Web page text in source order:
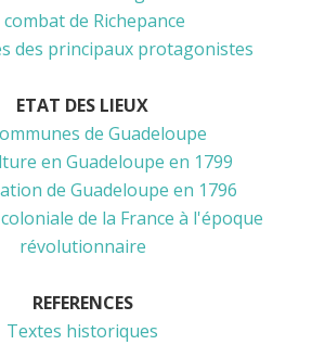
combat de Richepance
des principaux protagonistes
ETAT DES LIEUX
de Guadeloupe
en Guadeloupe en 1799
de Guadeloupe en 1796
de la France à l'époque
révolutionnaire
REFERENCES
Textes historiques